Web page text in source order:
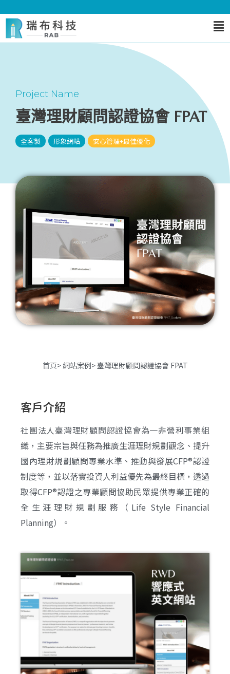
Project Name
臺灣理財顧問認證協會 FPAT
全客製 形象網站 安心管理+最佳優化
首頁> 網站案例> 臺灣理財顧問認證協會 FPAT
客戶介紹
社團法人臺灣理財顧問認證協會為一非營利事業組
織，主要宗旨與任務為推廣生涯理財規劃觀念、提升
國內理財規劃顧問專業水準、推動與發展CFP®認證
制度等，並以落實投資人利益優先為最終目標，透過
取得CFP®認證之專業顧問協助民眾提供專業正確的
全生涯理財規劃服務（Life Style Financial
Planning）。